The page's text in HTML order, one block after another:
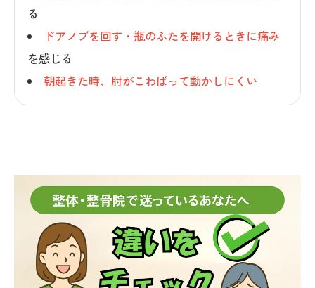
る
ドアノブを回す・瓶のふたを開けるときに痛み
を感じる
朝起きた時、肘がこわばって動かしにくい